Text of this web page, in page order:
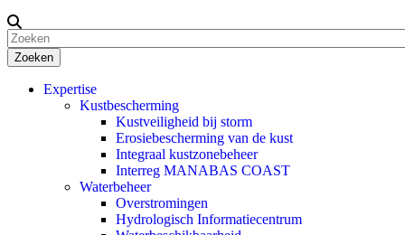
Zoeken
Expertise
Kustbescherming
Kustveiligheid bij storm
Erosiebescherming van de kust
Integraal kustzonebeheer
Interreg MANABAS COAST
Waterbeheer
Overstromingen
Hydrologisch Informatiecentrum